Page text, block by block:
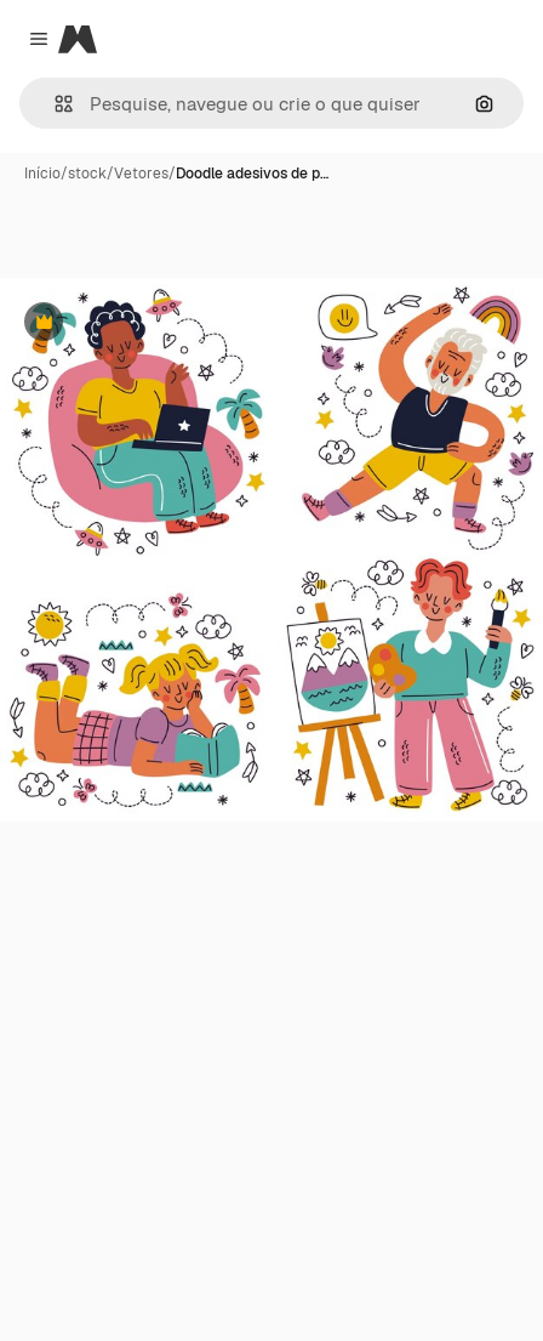
Close menu
Magnific
Início/stock/Vetores/Doodle adesivos de p…
Premium